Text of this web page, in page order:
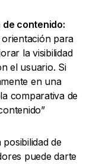
contenido:
para
la visibilidad
el usuario. Si
en una
comparativa de
posibilidad de
puede darte